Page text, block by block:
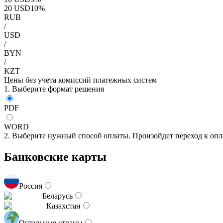
20 USD10%
RUB
/
USD
/
BYN
/
KZT
Цены без учета комиссий платежных систем
1. Выберите формат решения
PDF
WORD
2. Выберите нужный способ оплаты. Произойдет переход к
Банковские карты
Россия
Беларусь
Казахстан